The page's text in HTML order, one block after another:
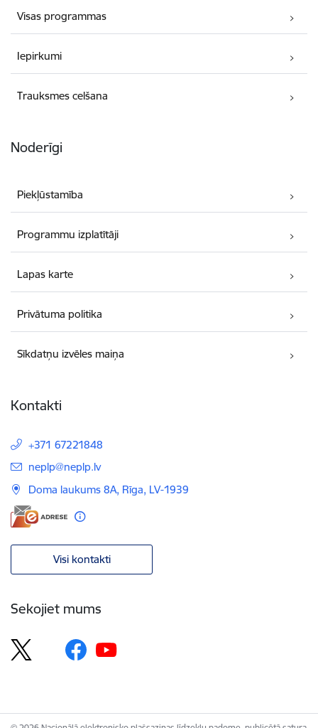
Visas programmas
Iepirkumi
Trauksmes celšana
Noderīgi
Piekļūstamība
Programmu izplatītāji
Lapas karte
Privātuma politika
Sīkdatņu izvēles maiņa
Kontakti
+371 67221848
E-pasts:
neplp@neplp.lv
Doma laukums 8A, Rīga, LV-1939
Visi kontakti
Sekojiet mums